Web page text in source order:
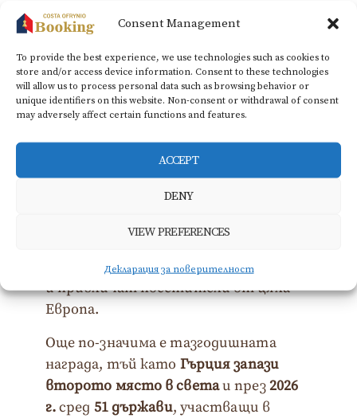
Consent Management
To provide the best experience, we use technologies such as cookies to
store and/or access device information. Consent to these technologies
will allow us to process personal data such as browsing behavior or
unique identifiers on this website. Non-consent or withdrawal of consent
may adversely affect certain functions and features.
ACCEPT
DENY
VIEW PREFERENCES
Декларация за поверителност
И тази година Тасос запазва силното
си присъствие в програмата с
наградениплажа:
Община Тасос
Тасос (град) / Лиманаки
Макриямос
Принос Дасилио 2
предпочитаните места на острова
и привличат посетители от цяла
Европа.
Още по-значима е тазгодишната
награда, тъй като Гърция запази
второто място в светаи през2026
г.сред 51 държави, участващи в